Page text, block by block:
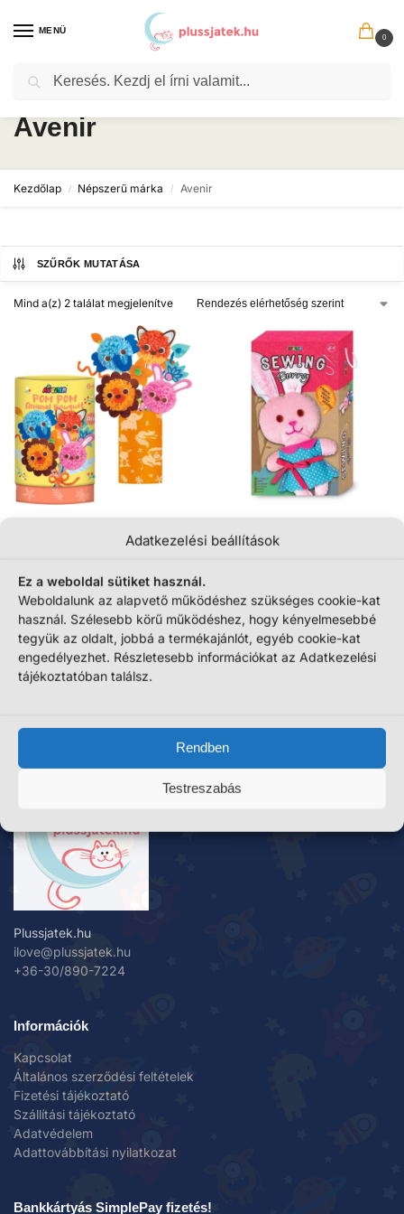
Adatkezelési beállítások
Ez a weboldal sütiket használ.
Weboldalunk az alapvető működéshez szükséges cookie-kat
használ. Szélesebb körű működéshez, hogy kényelmesebbé
tegyük az oldalt, jobbá a termékajánlót, egyéb cookie-kat
engedélyezhet. Részletesebb információkat az Adatkezelési
tájékoztatóban találsz.
Rendben
Testreszabás
MENÜ
0
Avenir
Kezdőlap / Népszerű márka / Avenir
SZŰRŐK MUTATÁSA
Mind a(z) 2 találat megjelenítve
szőrgombóc csokor készítő
4790Ft
Termék megtekintése
plüss nyuszi kocka dobozban
Termék megtekintése
Mind a(z) 2 találat megjelenítve
Plussjatek.hu
ilove@plussjatek.hu
+36-30/890-7224
Információk
Kapcsolat
Általános szerződési feltételek
Fizetési tájékoztató
Szállítási tájékoztató
Adatvédelem
Adattovábbítási nyilatkozat
Bankkártyás SimplePay fizetés!